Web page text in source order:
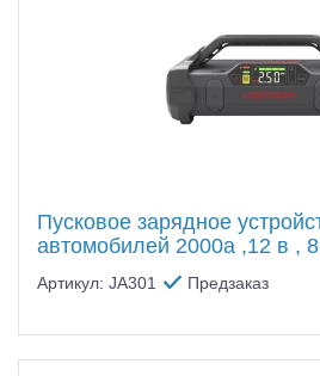
Пусковое зарядное
автомобилей 2000a ,12 в ,
Артикул: JA301 Предзаказ